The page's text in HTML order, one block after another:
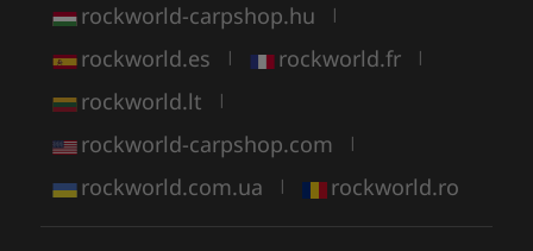
rockworld-carpshop.hu |
rockworld.es | rockworld.fr |
rockworld.lt |
rockworld-carpshop.com |
rockworld.com.ua | rockworld.ro